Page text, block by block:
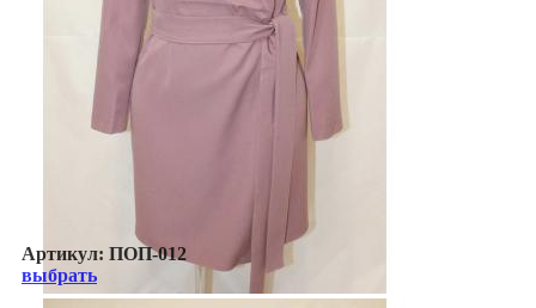
Артикул: ПОП-012
выбрать